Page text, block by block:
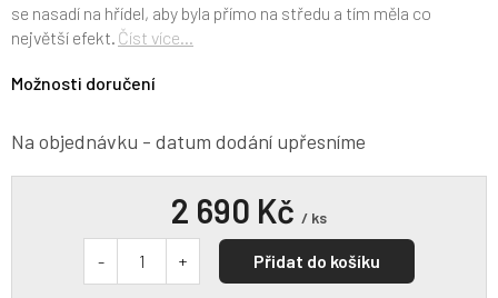
Na objednávku - datum dodání upřesníme
Možnosti doručení
se nasadí na hřídel, aby byla přímo na středu a tím měla co
největší efekt. Číst více...
2 690 Kč / ks
Přidat do košíku